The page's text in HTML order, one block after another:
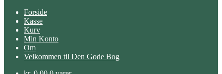
Forside
Kasse
Kurv
Min Konto
Om
Velkommen til Den Gode Bog